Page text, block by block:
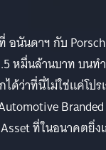
อนันดาฯ กับ
หมื่นล้านบาท บนท
ด้ว่าที่นี่ไม่ใช่แค่โปร
Branded
ที่ในอนาคตยิ่ง